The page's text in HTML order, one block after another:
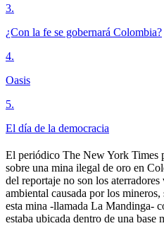
3.
¿Con la fe se gobernará Colombia?
4.
Oasis
5.
El día de la democracia
El periódico The New York Times
sobre una mina ilegal de oro en
del reportaje no son los
ambiental causada por los
esta mina -llamada La Mandinga-
estaba ubicada dentro de una base